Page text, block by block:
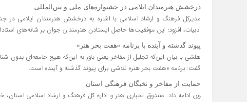
درخشش هنرمندان ایلامی در جشنواره‌های ملی و بین‌المللی
مدیرکل فرهنگ و ارشاد اسلامی با اشاره به درخشش هنرمندان ایلامی در
ادبیات، افزود: این موفقیت‌ها حاصل ایستادن هنرمندان جوان بر شانه‌های
پیوند گذشته و آینده با برنامه «هفت بحر هنر»
هلشی با بیان این‌که تجلیل از مفاخر یعنی باور به این‌که هیچ جامعه‌ای
گفت: برنامه «هفت بحر هنر» تلاشی برای پیوند گذشته و آینده است.
حمایت از مفاخر و نخبگان فرهنگی استان
وی ادامه داد: صندوق اعتباری هنر و اداره کل فرهنگ و ارشاد اسلامی